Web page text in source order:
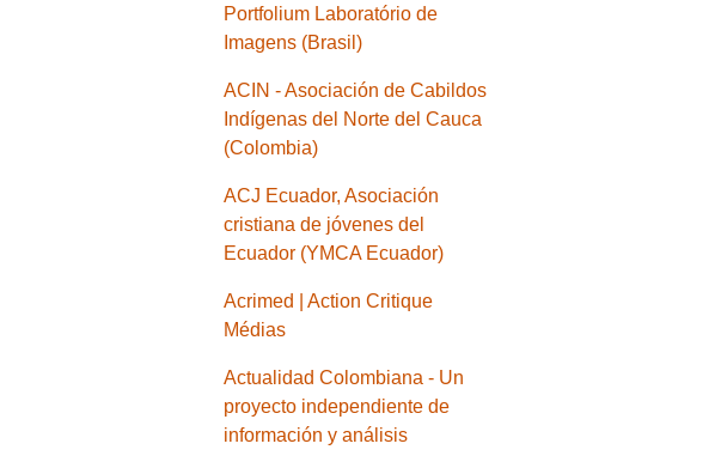
Portfolium Laboratório de
Imagens (Brasil)
ACIN - Asociación de Cabildos
Indígenas del Norte del Cauca
(Colombia)
ACJ Ecuador, Asociación
cristiana de jóvenes del
Ecuador (YMCA Ecuador)
Acrimed | Action Critique
Médias
Actualidad Colombiana - Un
proyecto independiente de
información y análisis